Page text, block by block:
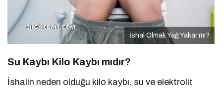
İshal Olmak Yağ Yakar mı?
Su Kaybı Kilo Kaybı mıdır?
İshalin neden olduğu kilo kaybı, su ve elektrolit